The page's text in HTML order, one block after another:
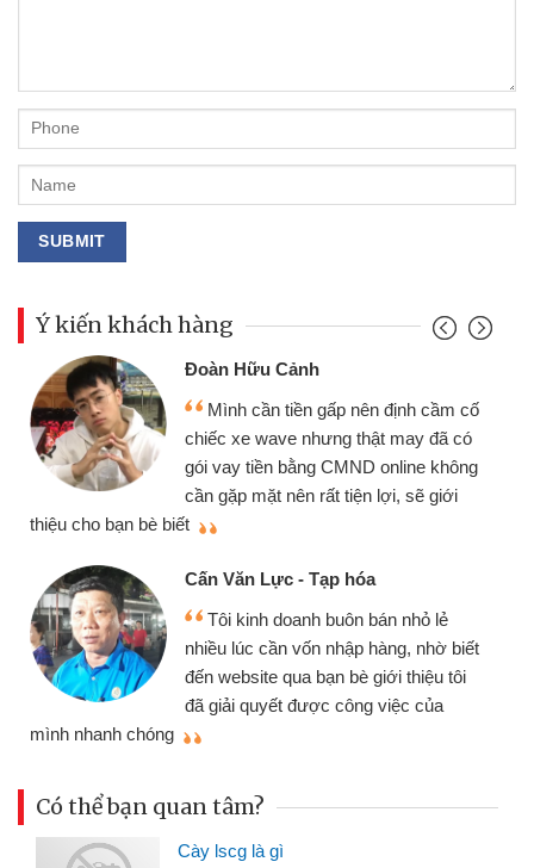
Ý kiến khách hàng
Đoàn Hữu Cảnh
Mình cần tiền gấp nên định cầm cố
chiếc xe wave nhưng thật may đã có
gói vay tiền bằng CMND online không
cần gặp mặt nên rất tiện lợi, sẽ giới
thiệu cho bạn bè biết
Cấn Văn Lực - Tạp hóa
Tôi kinh doanh buôn bán nhỏ lẻ
nhiều lúc cần vốn nhập hàng, nhờ biết
đến website qua bạn bè giới thiệu tôi
đã giải quyết được công việc của
mình nhanh chóng
Có thể bạn quan tâm?
Cày lscg là gì